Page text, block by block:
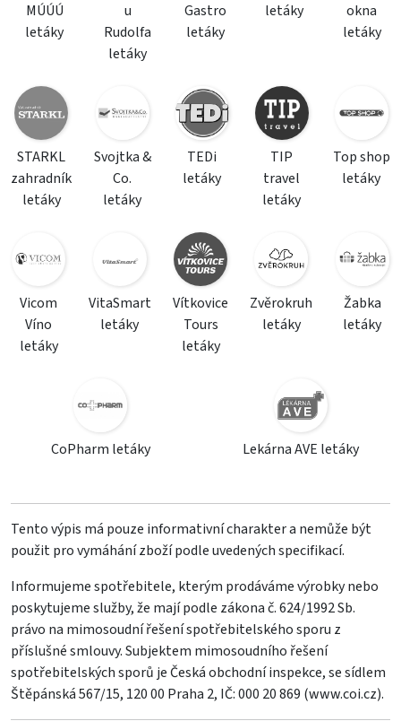
MÚÚÚ
letáky
u
Rudolfa
letáky
Gastro
letáky
letáky
okna
letáky
STARKL
zahradník
letáky
Svojtka &
Co.
letáky
TEDi
letáky
TIP
travel
letáky
Top shop
letáky
Vicom
Víno
letáky
VitaSmart
letáky
Vítkovice
Tours
letáky
Zvěrokruh
letáky
Žabka
letáky
CoPharm letáky Lekárna AVE letáky
Tento výpis má pouze informativní charakter a nemůže být
použit pro vymáhání zboží podle uvedených specifikací.
Informujeme spotřebitele, kterým prodáváme výrobky nebo
poskytujeme služby, že mají podle zákona č. 624/1992 Sb.
právo na mimosoudní řešení spotřebitelského sporu z
příslušné smlouvy. Subjektem mimosoudního řešení
spotřebitelských sporů je Česká obchodní inspekce, se sídlem
Štěpánská 567/15, 120 00 Praha 2, IČ: 000 20 869 (www.coi.cz).